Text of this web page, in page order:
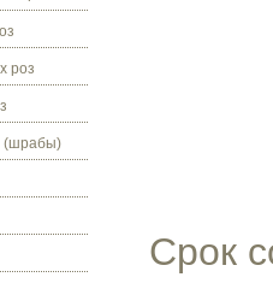
роз
(шрабы)
Срок